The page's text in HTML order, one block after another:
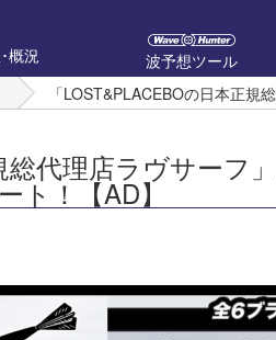
概況
波予想ツール
「LOST&PLACEBOの日本正規
総代理店ラヴサーフ
ト！【AD】